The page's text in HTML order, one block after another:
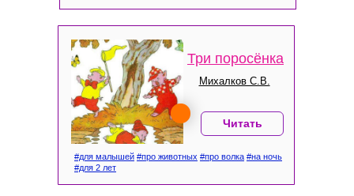
Три поросёнка
Михалков С.В.
Читать
#для малышей #про животных #про волка #на ночь
#для 2 лет